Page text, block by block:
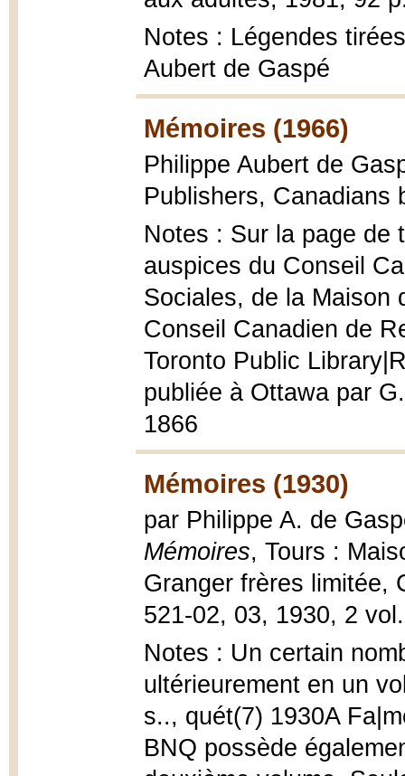
Notes : Légendes
Aubert de Gaspé
Mémoires (1966)
Philippe Aubert de
Publishers, Canadians
Notes : Sur la page de
auspices du Conseil
Sociales, de la Maison
Conseil Canadien de
Toronto Public
publiée à Ottawa par
1866
Mémoires (1930)
par Philippe A. de
Mémoires, Tours :
Granger frères limitée,
521-02, 03, 1930, 2
Notes : Un certain
ultérieurement en un
s.., quét(7) 1930A
BNQ possède